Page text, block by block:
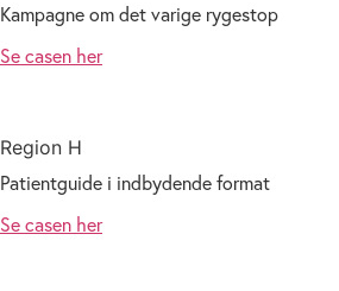
Kampagne om det varige rygestop
Se casen her
Region H
Patientguide i indbydende format
Se casen her